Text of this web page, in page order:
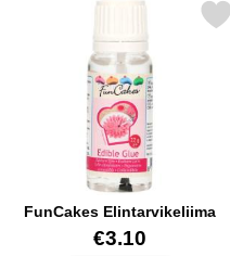
FunCakes Elintarvikeliima
Tuote.nro 14904
€3.10
Merkitse funCakes